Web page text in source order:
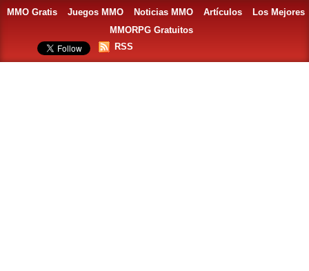
MMO Gratis Juegos MMO Noticias MMO Artículos
Los Mejores
MMORPG Gratuitos
RSS